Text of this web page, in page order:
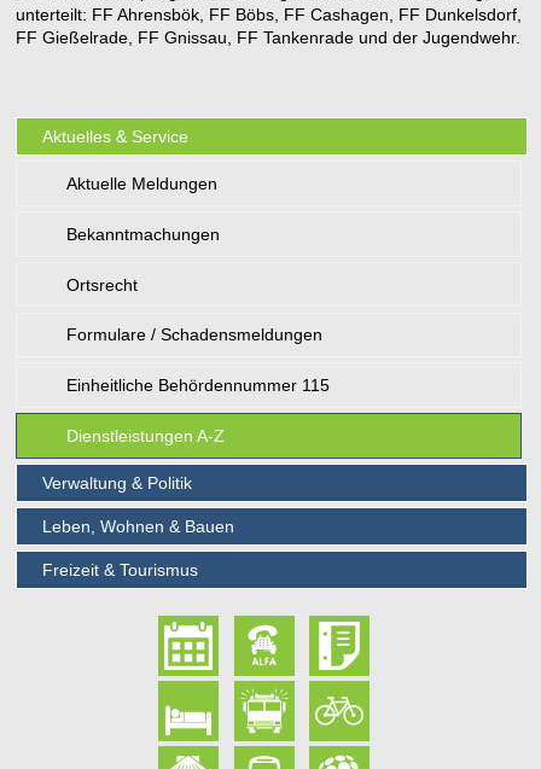
unterteilt: FF Ahrensbök, FF Böbs, FF Cashagen, FF Dunkelsdorf,
FF Gießelrade, FF Gnissau, FF Tankenrade und der Jugendwehr.
Aktuelles & Service
Aktuelle Meldungen
Bekanntmachungen
Ortsrecht
Formulare / Schadensmeldungen
Einheitliche Behördennummer 115
Dienstleistungen A-Z
Verwaltung & Politik
Leben, Wohnen & Bauen
Freizeit & Tourismus